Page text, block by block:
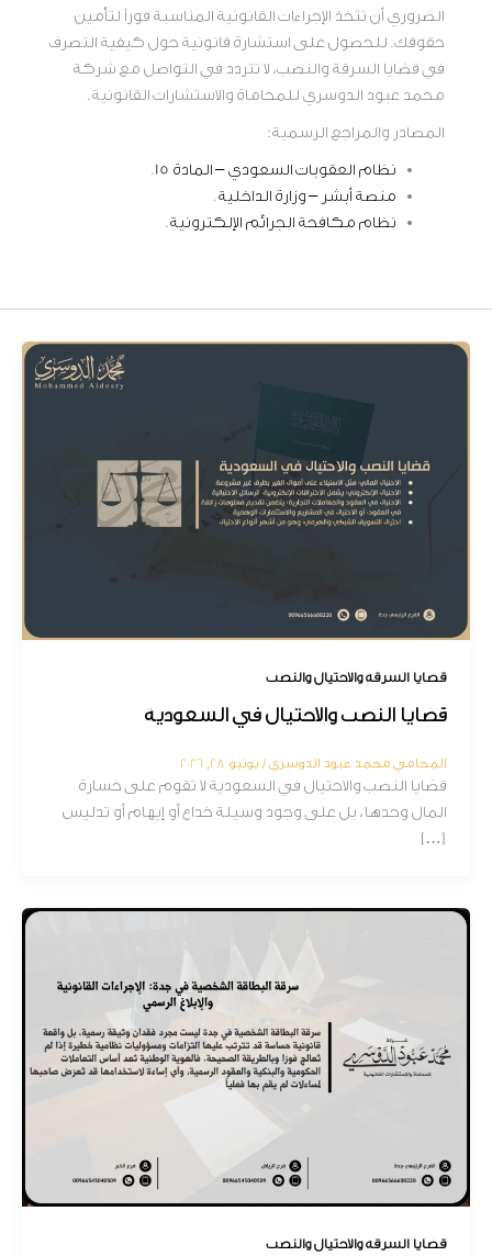
الضروري أن تتخذ الإجراءات القانونية المناسبة فوراً لتأمين
حقوقك. للحصول على استشارة قانونية حول كيفية التصرف
في قضايا السرقة والنصب، لا تتردد في التواصل مع شركة
محمد عبود الدوسري للمحاماة والاستشارات القانونية.
المصادر والمراجع الرسمية:
نظام العقوبات السعودي – المادة 15
.
منصة أبشر – وزارة الداخلية.
نظام مكافحة الجرائم الإلكترونية.
قضايا السرقة والاحتيال والنصب
قضايا النصب والاحتيال في السعودية
المحامي محمد عبود الدوسري / يونيو 28, 2026
قضايا النصب والاحتيال في السعودية لا تقوم على خسارة
المال وحدها، بل على وجود وسيلة خداع أو إيهام أو تدليس
[…]
قضايا السرقة والاحتيال والنصب